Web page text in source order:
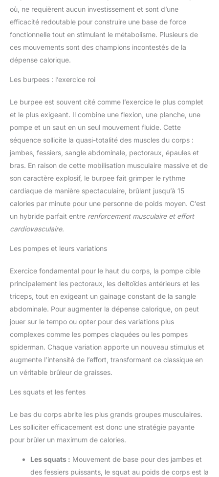
où, ne requièrent aucun investissement et sont d’une
efficacité redoutable pour construire une base de force
fonctionnelle tout en stimulant le métabolisme. Plusieurs de
ces mouvements sont des champions incontestés de la
dépense calorique.
Les burpees : l’exercice roi
Le burpee est souvent cité comme l’exercice le plus complet
et le plus exigeant. Il combine une flexion, une planche, une
pompe et un saut en un seul mouvement fluide. Cette
séquence sollicite la quasi-totalité des muscles du corps :
jambes, fessiers, sangle abdominale, pectoraux, épaules et
bras. En raison de cette mobilisation musculaire massive et de
son caractère explosif, le burpee fait grimper le rythme
cardiaque de manière spectaculaire, brûlant jusqu’à 15
calories par minute pour une personne de poids moyen. C’est
un hybride parfait entre renforcement musculaire et effort
cardiovasculaire.
Les pompes et leurs variations
Exercice fondamental pour le haut du corps, la pompe cible
principalement les pectoraux, les deltoïdes antérieurs et les
triceps, tout en exigeant un gainage constant de la sangle
abdominale. Pour augmenter la dépense calorique, on peut
jouer sur le tempo ou opter pour des variations plus
complexes comme les pompes claquées ou les pompes
spiderman. Chaque variation apporte un nouveau stimulus et
augmente l’intensité de l’effort, transformant ce classique en
un véritable brûleur de graisses.
Les squats et les fentes
Le bas du corps abrite les plus grands groupes musculaires.
Les solliciter efficacement est donc une stratégie payante
pour brûler un maximum de calories.
Les squats : Mouvement de base pour des jambes et
des fessiers puissants, le squat au poids de corps est la